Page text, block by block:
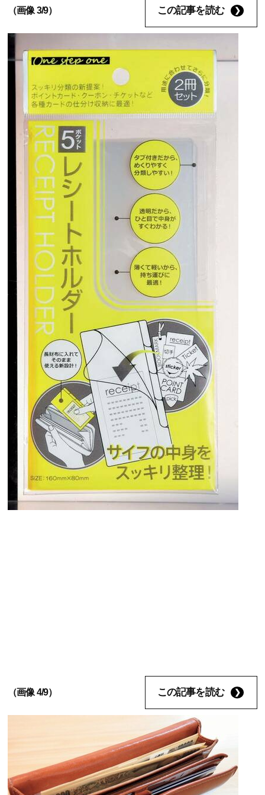
（画像 3/9） この記事を読む
（画像 4/9） この記事を読む